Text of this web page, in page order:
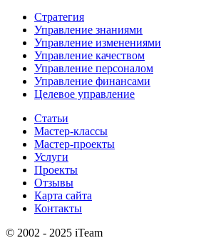
Стратегия
Управление знаниями
Управление изменениями
Управление качеством
Управление персоналом
Управление финансами
Целевое управление
Статьи
Мастер-классы
Мастер-проекты
Услуги
Проекты
Отзывы
Карта сайта
Контакты
© 2002 - 2025 iTeam